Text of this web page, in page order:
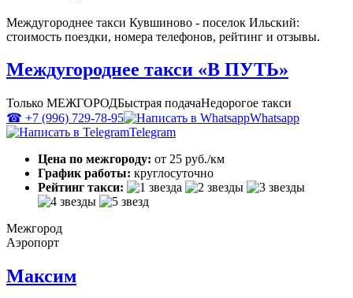
Междугороднее такси Кувшиново - поселок Ильский:
стоимость поездки, номера телефонов, рейтинг и отзывы.
Междугороднее такси «В ПУТЬ»
Только МЕЖГОРОДБыстрая подачаНедорогое такси
☎ +7 (996) 729-78-95
Whatsapp
Telegram
Цена по межгороду: от 25 руб./км
График работы: круглосуточно
Рейтинг такси:
Межгород
Аэропорт
Максим